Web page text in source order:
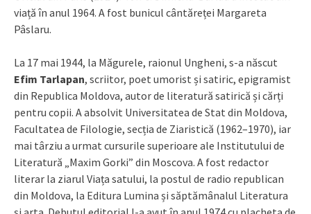
viață în anul 1964. A fost bunicul cântăreței Margareta
Pâslaru.
La 17 mai 1944, la Măgurele, raionul Ungheni, s-a născut
Efim Tarlapan, scriitor, poet umorist și satiric, epigramist
din Republica Moldova, autor de literatură satirică și cărți
pentru copii. A absolvit Universitatea de Stat din Moldova,
Facultatea de Filologie, secția de Ziaristică (1962–1970), iar
mai târziu a urmat cursurile superioare ale Institutului de
Literatură „Maxim Gorki” din Moscova. A fost redactor
literar la ziarul Viața satului, la postul de radio republican
din Moldova, la Editura Lumina și săptămânalul Literatura